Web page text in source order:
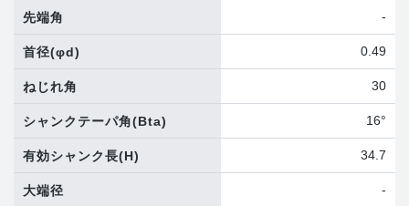
先端角 -
首径(φd) 0.49
ねじれ角 30
シャンクテーパ角(Bta) 16°
有効シャンク長(H) 34.7
大端径 -